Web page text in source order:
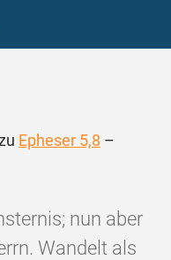
Epheser 5,8 –
nun aber
Wandelt als